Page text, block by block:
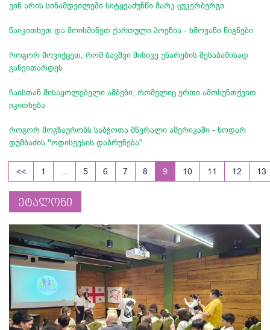
ვინ არის სინამდვილეში სიტყვაძუნწი მარკ ცუკერბერგი
წაიკითხეთ და მოისმინეთ ქართული პოეზია - ხმოვანი წიგნები
როგორ მოვიქცეთ, რომ ბავშვი მისივე უნარების შესაბამისად
განვითარდეს
ჩაისთან მისაყოლებელი ამბები, რომელიც ერთი ამოსუნთქვით
იკითხება
როგორ მოგზაურობს საბჭოთა მწერალი ამერიკაში - ნოდარ
დუმბაძის ''ოდისევსის დაბრუნება''
<< 1 5 6 7 8 9 10 11 12 13
ეტალონი